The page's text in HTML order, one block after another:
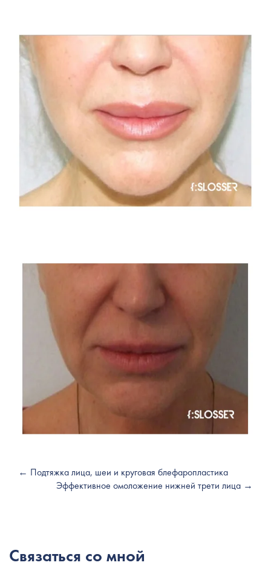
← Подтяжка лица, шеи и круговая блефаропластика
Эффективное омоложение нижней трети лица →
Связаться со мной